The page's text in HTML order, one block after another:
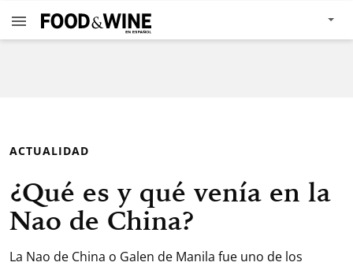
ACTUALIDAD
¿Qué es y qué venía en la
Nao de China?
La Nao de China o Galen de Manila fue uno de los